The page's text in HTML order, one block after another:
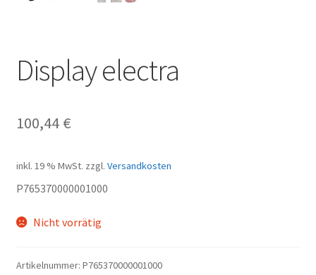
Display electra
100,44 €
inkl. 19 % MwSt. zzgl. Versandkosten
P765370000001000
Nicht vorrätig
Artikelnummer: P765370000001000